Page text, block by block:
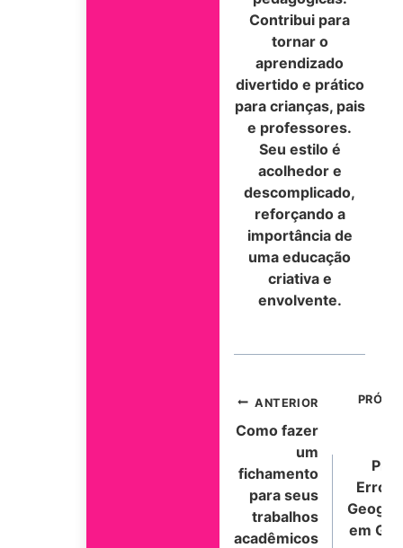
Contribui para
tornar o
aprendizado
divertido e prático
para crianças, pais
e professores.
Seu estilo é
acolhedor e
descomplicado,
reforçando a
importância de
uma educação
criativa e
envolvente.
Navegação
de
Post
ANTERIOR
Como fazer
um
fichamento
para seus
trabalhos
acadêmicos
Erros
em